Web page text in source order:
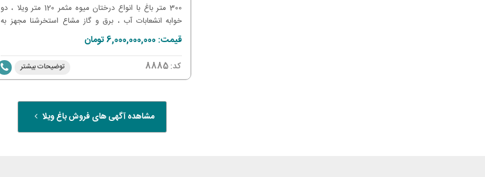
300 متر باغ با انواع درختان میوه مثمر 120 متر ویلا ، دو
خوابه انشعابات آب ، برق و گاز مشاع استخرشنا مجهز به
تصفیه خانه واگذاری ملک به صورت سند تک برگ
قیمت: 6,000,000,000 تومان
کد:8885 توضیحات بیشتر
مشاهده آگهی های فروش باغ ویلا